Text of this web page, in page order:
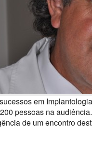
em
pessoas na
de um encontro